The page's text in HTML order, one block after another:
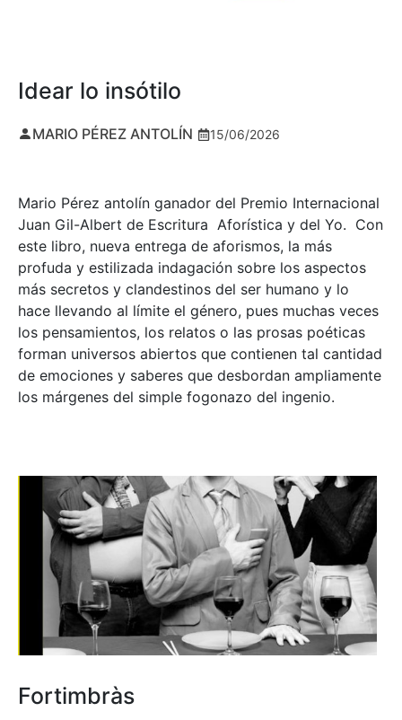
Idear lo insótilo
MARIO PÉREZ ANTOLÍN 15/06/2026
Mario Pérez antolín ganador del Premio Internacional
Juan Gil-Albert de Escritura Aforística y del Yo. Con
este libro, nueva entrega de aforismos, la más
profuda y estilizada indagación sobre los aspectos
más secretos y clandestinos del ser humano y lo
hace llevando al límite el género, pues muchas veces
los pensamientos, los relatos o las prosas poéticas
forman universos abiertos que contienen tal cantidad
de emociones y saberes que desbordan ampliamente
los márgenes del simple fogonazo del ingenio.
Fortimbràs